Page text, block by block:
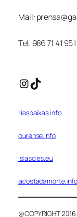
Mail:
Tel. 986 71 41
Instagram
TikTok
riasbaixas.info
ourense.info
islascies.eu
@COPYRIGHT